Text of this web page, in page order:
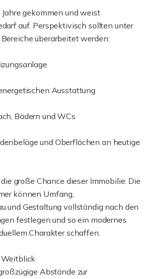
gekommen und weist
auf. Perspektivisch sollten unter
überarbeitet werden:
Ausstattung
Bädern und WCs
und Oberflächen an heutige
große Chance dieser Immobilie: Die
können Umfang,
und Gestaltung vollständig nach den
festlegen und so ein modernes
Charakter schaffen.
Abstände zur